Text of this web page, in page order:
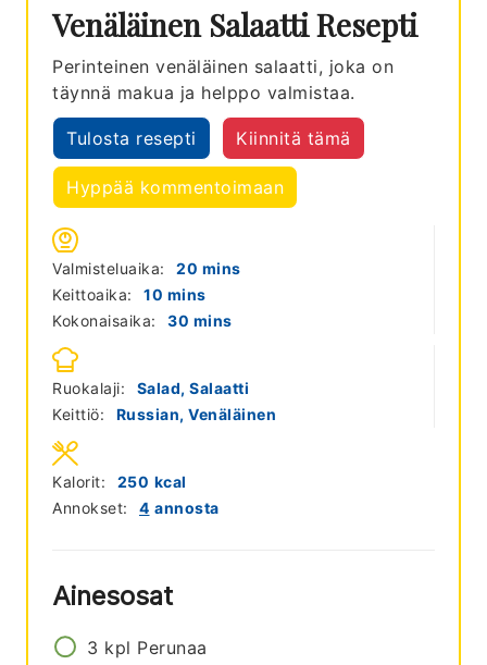
Venäläinen Salaatti Resepti
Perinteinen venäläinen salaatti, joka on
täynnä makua ja helppo valmistaa.
Tulosta resepti Kiinnitä tämä
Hyppää kommentoimaan
Valmisteluaika: 20 minutes
mins
Keittoaika:
10 minutes
mins
Kokonaisaika:
30 minutes
mins
Ruokalaji:
Salad, Salaatti
Keittiö:
Russian, Venäläinen
Annokset: 4 annosta
Kalorit: 250 kcal
Ainesosat
3 kpl Perunaa